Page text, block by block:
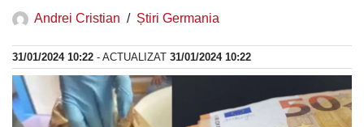
Andrei Cristian Știri Germania
31/01/2024 10:22 - ACTUALIZAT 31/01/2024 10:22